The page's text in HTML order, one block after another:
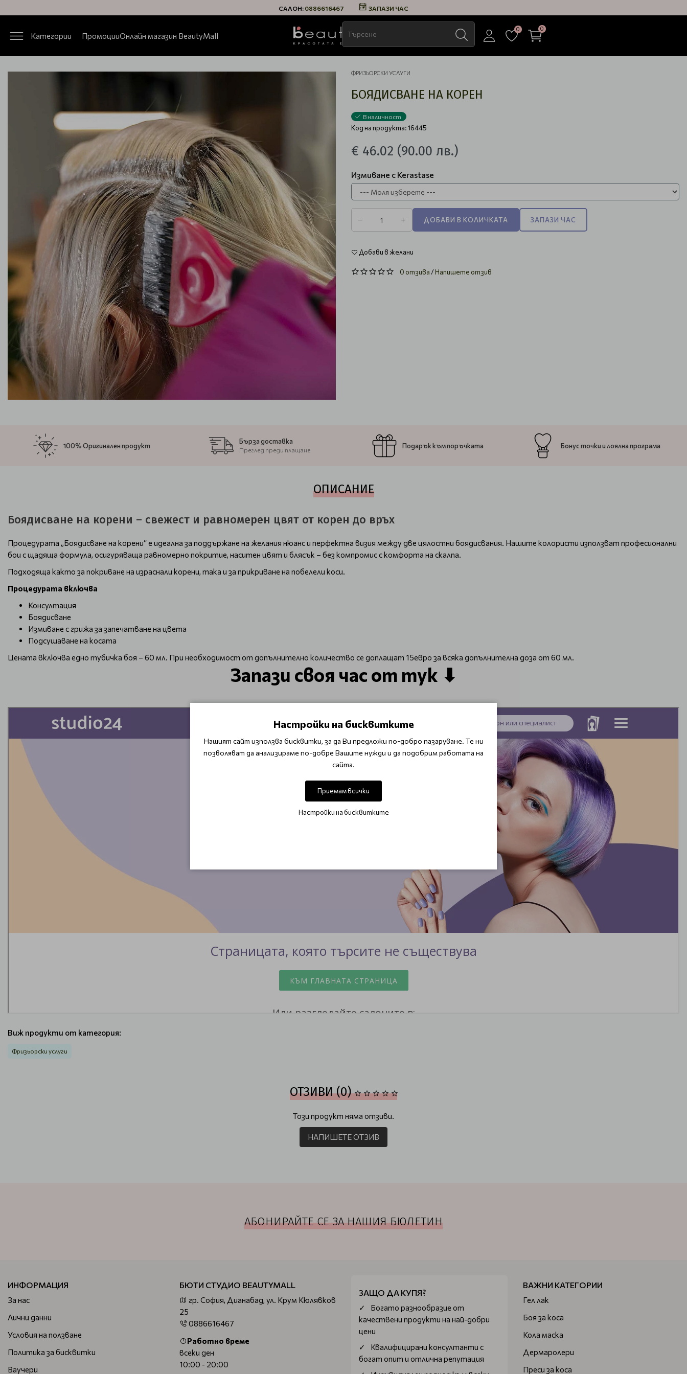
САЛОН: 0886616467 ЗАПАЗИ ЧАС
Категории ПромоцииОнлайн магазин BeautyMall
0 0
ФРИЗЬОРСКИ УСЛУГИ
БОЯДИСВАНЕ НА КОРЕН
В наличност
Код на продукта: 16445
€ 46.02 (90.00 лв.)
Измиване с Kerastase
ДОБАВИ В КОЛИЧКАТА ЗАПАЗИ ЧАС
Добави в желани
0 отзива/Напишете отзив
100% Оригинален продукт
Бърза доставка
Преглед преди плащане
Подарък към поръчката Бонус точки и лоялна програма
ОПИСАНИЕ
Боядисване на корени – свежест и равномерен цвят от корен до връх
Процедурата „Боядисване на корени“ е идеална за поддържане на желания нюанс и перфектна визия между две цялостни боядисвания. Нашите колористи използват професионални
бои с щадяща формула, осигуряваща равномерно покритие, наситен цвят и блясък – без компромис с комфорта на скалпа.
Подходяща както за покриване на израснали корени, така и за прикриване на побелели коси.
Процедурата включва
Консултация
Боядисване
Измиване с грижа за запечатване на цвета
Подсушаване на косата
Цената включва едно тубичка боя – 60 мл. При необходимост от допълнително количество се доплащат 15евро за всяка допълнителна доза от 60 мл.
Запази своя час от тук ⬇
Виж продукти от категория:
Фризьорски услуги
ОТЗИВИ (0)
Този продукт няма отзиви.
НАПИШЕТЕ ОТЗИВ
АБОНИРАЙТЕ СЕ ЗА НАШИЯ БЮЛЕТИН
ИНФОРМАЦИЯ
За нас
Лични данни
Условия на ползване
Политика за бисквитки
Ваучери
БЮТИ СТУДИО BEAUTYMALL
гр. София, Дианабад, ул. Крум Кюлявков
25
0886616467
Работно време
всеки ден
10:00 - 20:00
ЗАЩО ДА КУПЯ?
Богатo разнообразие от
качествени продукти на най-добри
цени
Квалифицирани консултанти с
богат опит и отлична репутация
ВАЖНИ КАТЕГОРИИ
Гел лак
Боя за коса
Кола маска
Дермаролери
Преси за коса
Настройки на бисквитките
Нашият сайт използва бисквитки, за да Ви предложи по-добро пазаруване. Те ни
позволяват да анализираме по-добре Вашите нужди и да подобрим работата на
сайта.
Приемам всички
Настройки на бисквитките